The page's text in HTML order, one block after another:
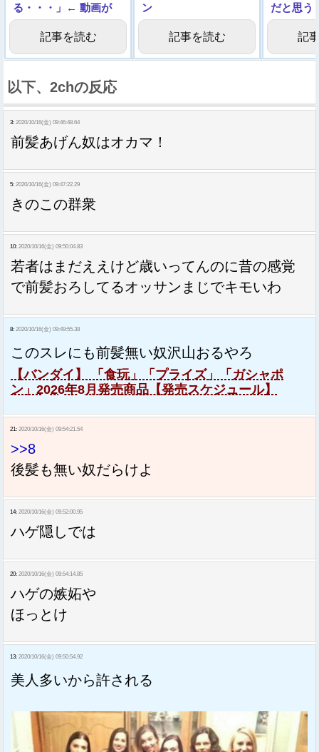
る・・・」← 動画が
1000万回再生される
記事を読む
ン
グ！！！！！！！！！！
記事を読む
だと思う
記
以下、2chの反応
3: 2020/10/16(金) 09:46:48.64
前髪あげん奴はオカマ！
5: 2020/10/16(金) 09:47:22.29
きのこの群衆
10: 2020/10/16(金) 09:50:04.83
若者はまだええけど歳いってんのに昔の感覚
で前髪おろしてるオッサンまじでキモいわ
8: 2020/10/16(金) 09:49:55.38
このスレにも前髪無い奴沢山おるやろ
【バンダイ】 「食玩」「プライズ」「ガシャポ
ン」2026年8月発売商品【発売スケジュール】
21: 2020/10/16(金) 09:54:21.54
>>8
後髪も無い奴だらけよ
14: 2020/10/16(金) 09:52:00.95
ハゲ隠しでは
20: 2020/10/16(金) 09:54:14.85
ハゲの嫉妬や
ほっとけ
13: 2020/10/16(金) 09:50:54.92
美人多いから許される